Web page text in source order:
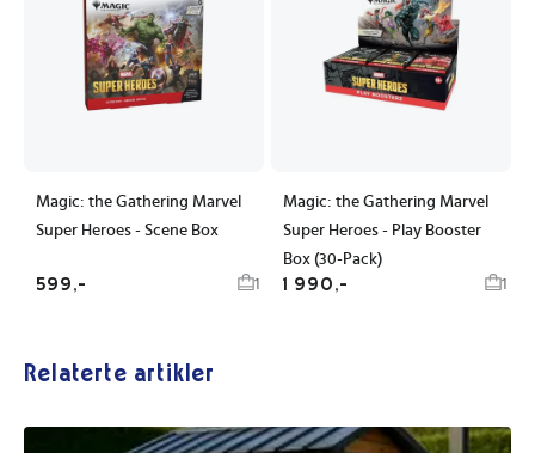
Magic: the Gathering Marvel
Super Heroes - Scene Box
599,- 1
Magic: the Gathering Marvel
Super Heroes - Play Booster
Box (30-Pack)
1 990,- 1
Relaterte artikler